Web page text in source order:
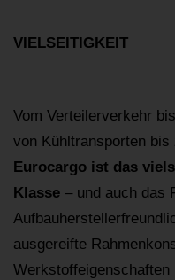
VIELSEITIGKEIT
Vom Verteilerverkehr
von Kühltransporten
Eurocargo ist das
Klasse – und auch das
ausgereifte
Werkstoffeigenschaften